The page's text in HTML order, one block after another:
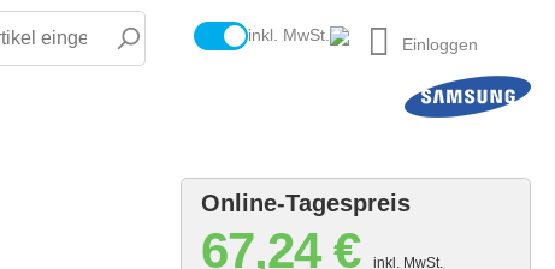
inkl. MwSt. Einloggen
Online-Tagespreis
67,24 € inkl. MwSt.